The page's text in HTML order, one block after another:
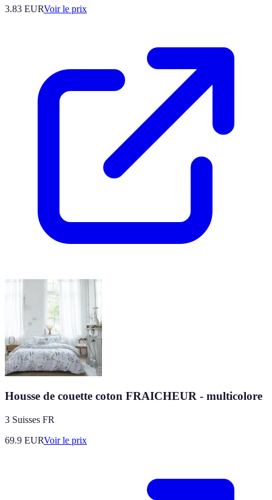
3.83 EURVoir le prix
Housse de couette coton FRAICHEUR - multicolore
3 Suisses FR
69.9 EURVoir le prix